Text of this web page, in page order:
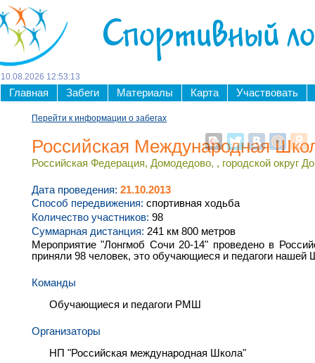
Спортивный
10 08 2026 12:53:13
Главная Забеги Материалы Карта Участвовать
Перейти к информации о забегах
Российская Международная
Российская Федерация, Домодедово, , городской округ
Дата проведения: 21.10.2013
Способ передвижения: спортивная ходьба
Количество участников: 98
Суммарная дистанция: 241 км 800 метров
Мероприятие "Лонгмоб Сочи 20-14" проведено в
приняли 98 человек, это обучающиеся и педагоги
Команды
Обучающиеся и педагоги РМШ
Организаторы
НП "Российская международная Школа"